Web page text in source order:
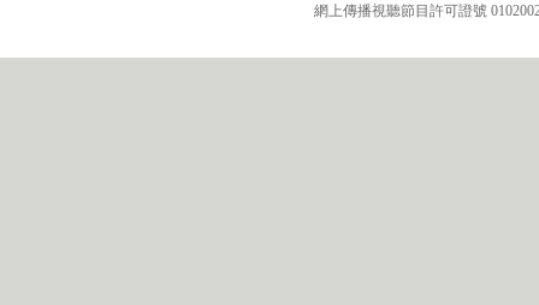
網上傳播視聽節目許可證號